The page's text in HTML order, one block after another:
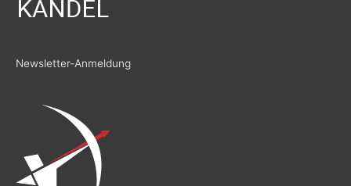
Newsletter-Anmeldung